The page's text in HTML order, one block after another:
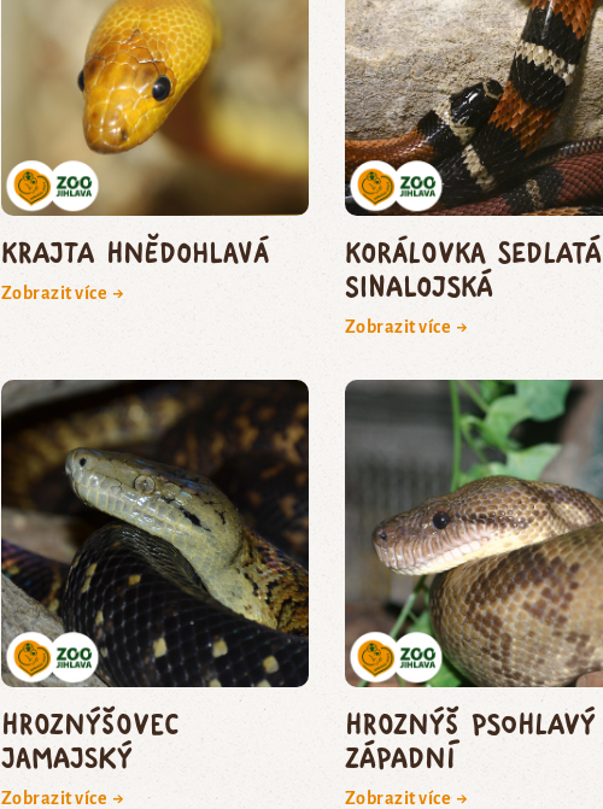
krajta hnědohlavá
Zobrazit více →
korálovka sedlatá
sinalojská
Zobrazit více →
hroznýšovec
jamajský
Zobrazit více →
hroznýš psohlavý
západní
Zobrazit více →